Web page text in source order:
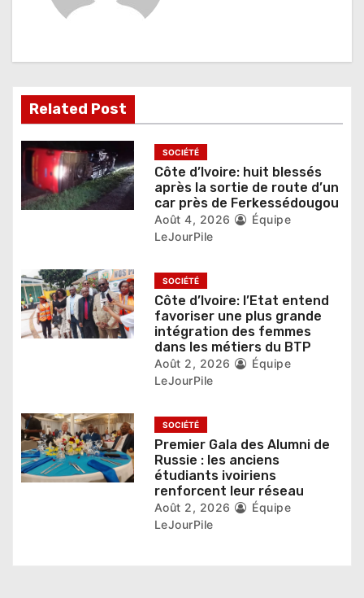
l
’
a
r
c
l
Related Post
SOCIÉTÉ
Côte d’Ivoire: huit blessés
après la sortie de route d’un
car près de Ferkessédougou
Août 4, 2026
Équipe
LeJourPile
SOCIÉTÉ
Côte d’Ivoire: l’Etat entend
favoriser une plus grande
intégration des femmes
dans les métiers du BTP
Août 2, 2026
Équipe
LeJourPile
SOCIÉTÉ
Premier Gala des Alumni de
Russie : les anciens
étudiants ivoiriens
renforcent leur réseau
Août 2, 2026
Équipe
LeJourPile